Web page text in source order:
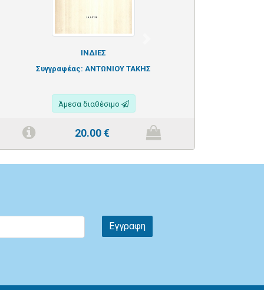
ΙΝΔΙΕΣ
Συγγραφέας: ΑΝΤΩΝΙΟΥ ΤΑΚΗΣ
Άμεσα διαθέσιμο
20.00€
Εγγραφη